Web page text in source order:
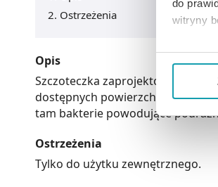
do
witryny
Jeżeli
Ciebie
Ostrzeżenia
Opis
Szczoteczka zaprojektowana do
dostępnych powierzchni.
tam bakterie powodujące
Ostrzeżenia
Tylko do użytku zewnętrznego.